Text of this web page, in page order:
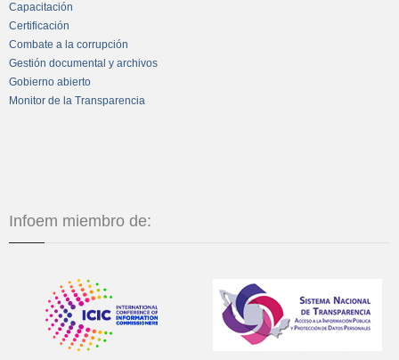
Capacitación
Certificación
Combate a la corrupción
Gestión documental y archivos
Gobierno abierto
Monitor de la Transparencia
Infoem miembro de: